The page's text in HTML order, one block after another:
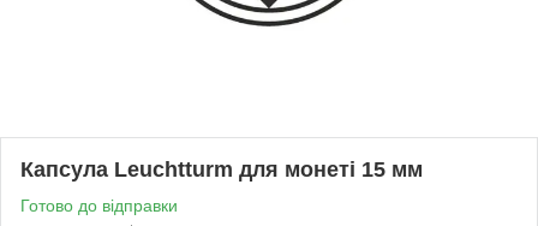
Капсула Leuchtturm для монеті 15 мм
Готово до відправки